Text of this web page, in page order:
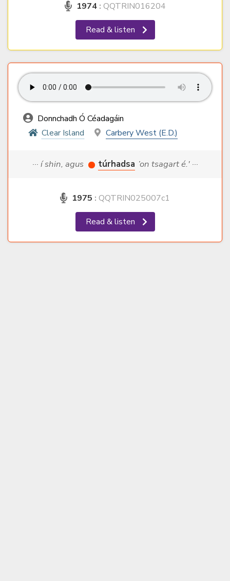
1974 : QQTRIN016204
Read & listen
Donnchadh Ó Céadagáin
Clear Island
Carbery West (E.D.)
··· í shin, agus túrhadsa ’on tsagart é.' ···
1975 : QQTRIN025007c1
Read & listen